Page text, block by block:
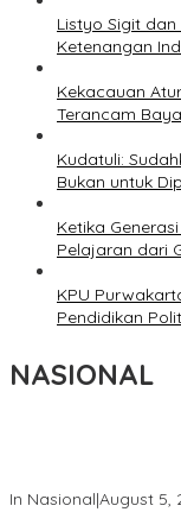
Listyo Sigit dan
Ketenangan
Kekacauan
Terancam
Kudatuli:
Bukan untuk
Ketika
Pelajaran dari
KPU
Pendidikan
NASIONAL
In Nasional|August 5,